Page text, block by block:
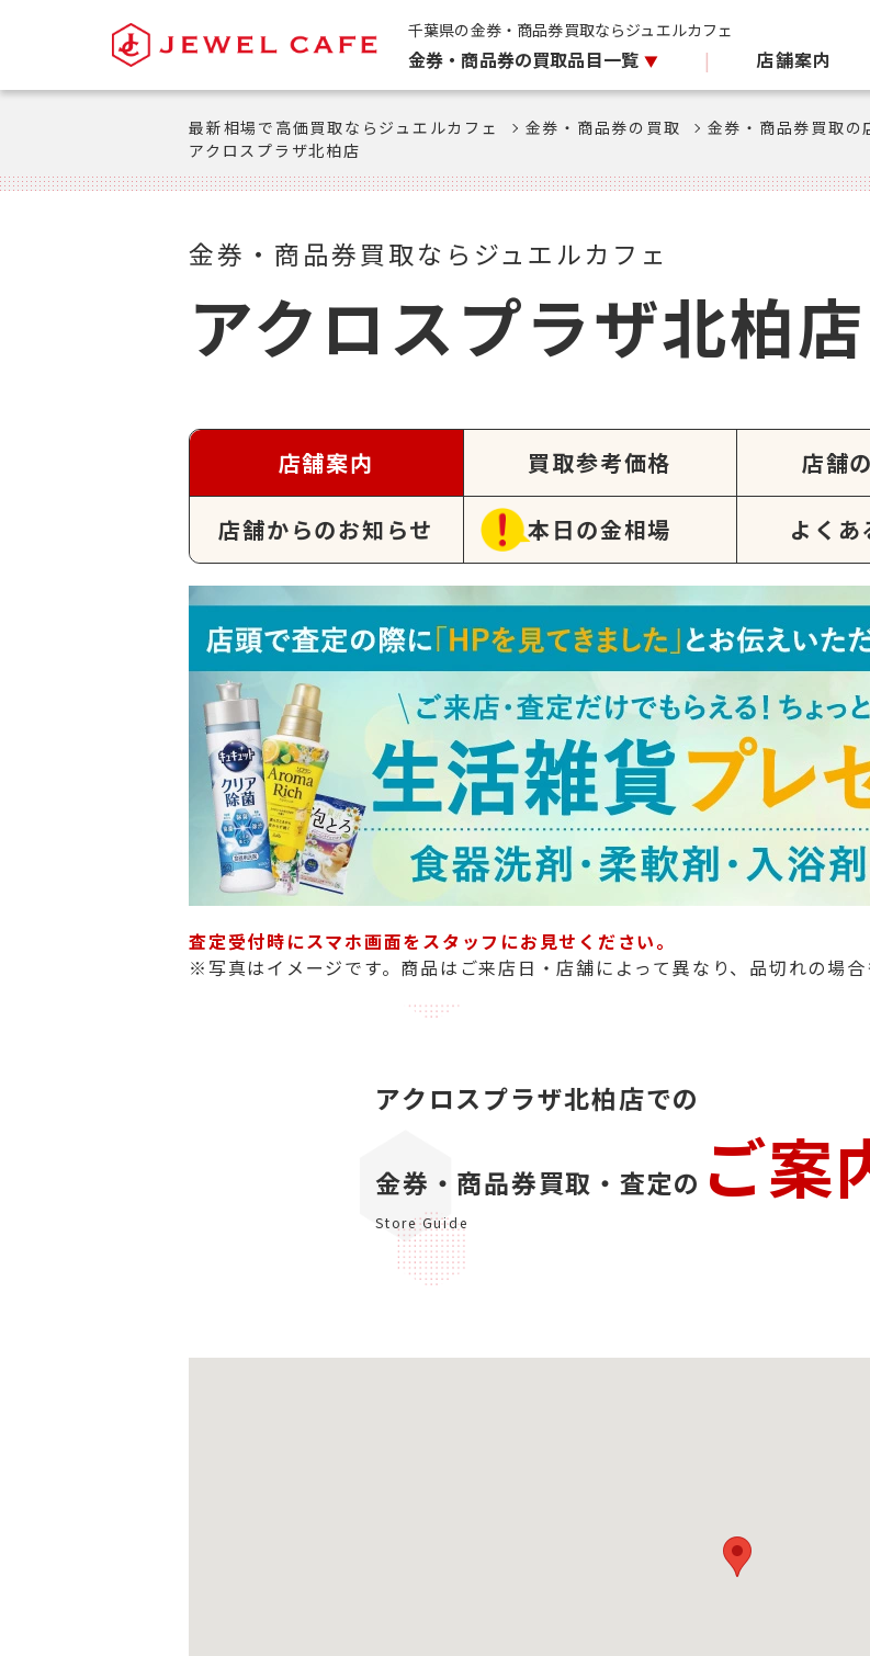
千葉県の金券・商品券買取ならジュエルカフェ
金券・商品券の買取品目一覧 | 店舗案内
最新相場で高価買取ならジュエルカフェ 金券・商品券の買取 金券・商品券買取の
アクロスプラザ北柏店
金券・商品券買取ならジュエルカフェ
アクロスプラザ北柏店
店舗案内 買取参考価格 店舗
店舗からのお知らせ 本日の金相場 よくあ
査定受付時にスマホ画面をスタッフにお見せください。
※写真はイメージです。商品はご来店日・店舗によって異なり、品切れの場合
アクロスプラザ北柏店での
金券・商品券買取・査定の ご案
Store Guide